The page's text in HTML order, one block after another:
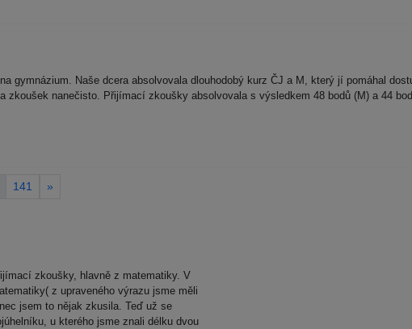
gymnázium. Naše dcera absolvovala dlouhodobý kurz ČJ a M, který jí pomáhal
nanečisto. Přijímací zkoušky absolvovala s výsledkem 48 bodů (M) a 44
141 »
zkoušky, hlavně z matematiky. V
z upraveného výrazu jsme měli
jsem to nějak zkusila. Teď už se
u kterého jsme znali délku dvou